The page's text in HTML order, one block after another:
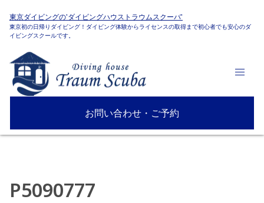
東京ダイビングの'ダイビングハウストラウムスクーバ'
東京初の日帰りダイビング！ダイビング体験からライセンスの取得まで初心者でも安心のダ
イビングスクールです。
お問い合わせ・ご予約
P5090777